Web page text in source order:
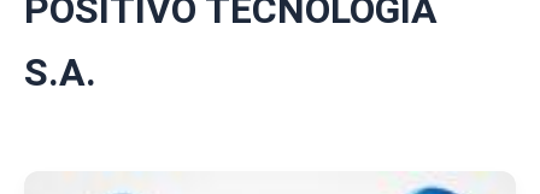
POSITIVO TECNOLOGIA
S.A.